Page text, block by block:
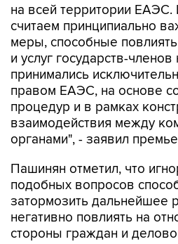
на всей территории
считаем принципиально
меры, способные
и услуг государств-
принимались
правом ЕАЭС, на основе
процедур и в рамках
взаимодействия между
органами", - заявил
Пашинян отметил, что
подобных вопросов
затормозить дальнейшее
негативно повлиять на
стороны граждан и